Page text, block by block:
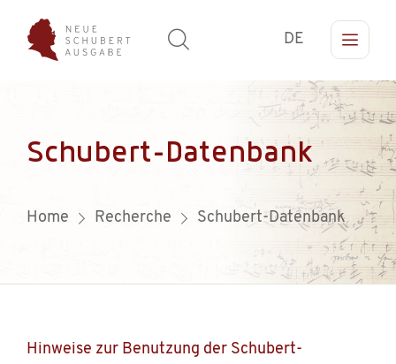
DE
Schubert-Datenbank
Home Recherche Schubert-Datenbank
Hinweise zur Benutzung der Schubert-